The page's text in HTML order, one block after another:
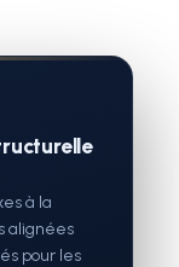
à la
alignées
pour les